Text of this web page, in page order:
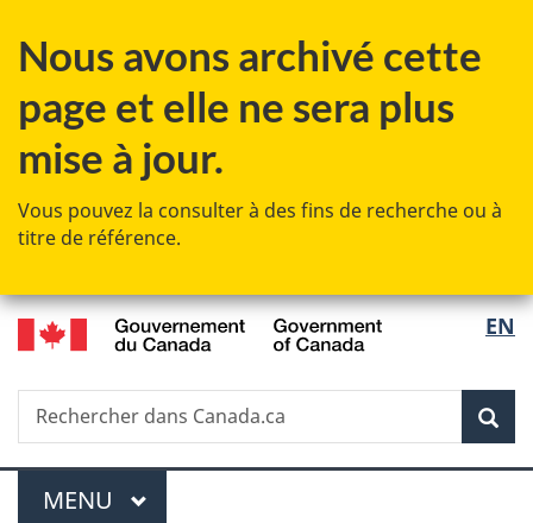
au
principal
à
Au
»
à
version
Nous avons archivé cette
page et elle ne sera plus
mise à jour.
Vous pouvez la consulter à des fins de recherche ou à
titre de référence.
de
la
EN
Recherche
Rechercher
dans
Menu
MENU PRINCIPAL